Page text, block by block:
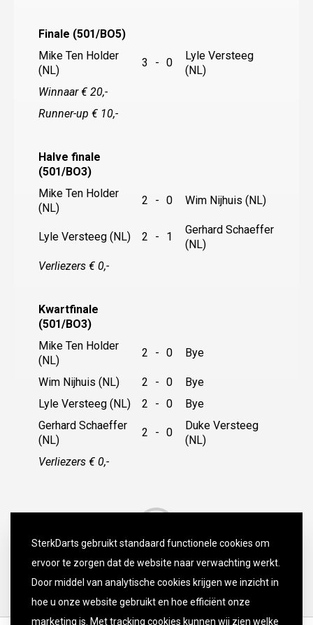
Finale (501/BO5)
Mike Ten Holder
(NL)
3 - 0
Lyle Versteeg
(NL)
Winnaar € 20,-
Runner-up € 10,-
Halve finale
(501/BO3)
Mike Ten Holder
(NL)
2 - 0 Wim Nijhuis (NL)
Lyle Versteeg (NL) 2 - 1
Gerhard Schaeffer
(NL)
Verliezers € 0,-
Kwartfinale
(501/BO3)
Mike Ten Holder
(NL)
2 - 0 Bye
Wim Nijhuis (NL) 2 - 0
Bye
Lyle Versteeg (NL)
2 - 0
Bye
Gerhard Schaeffer
(NL)
2 - 0
Duke Versteeg
(NL)
Verliezers € 0,-
SterkDarts gebruikt standaard functionele cookies om
ervoor te zorgen dat de website naar verwachting werkt.
Door middel van analytische cookies krijgen we inzicht in
hoe u onze website gebruikt en hoe efficiënt onze
marketing is. Met tracking cookies kunnen wij zien welke